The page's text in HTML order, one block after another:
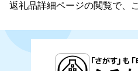
返礼品詳細ページの閲覧で、